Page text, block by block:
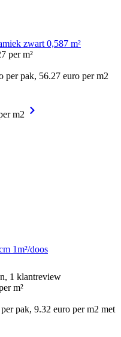
zwart 0,587 m²
per m²
per pak, 56.27 euro per m2
m2
1m²/doos
1 klantreview
m²
pak, 9.32 euro per m2 met